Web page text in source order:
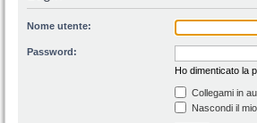
Nome utente:
Password:
Ho dimenticato la
Collegami in
Nascondi il